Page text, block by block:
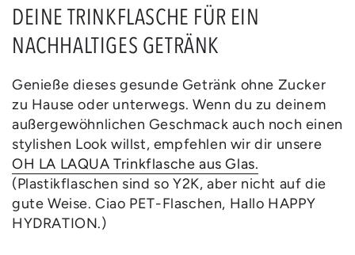
DEINE TRINKFLASCHE FÜR EIN
NACHHALTIGES GETRÄNK
Genieße dieses gesunde Getränk ohne Zucker
zu Hause oder unterwegs. Wenn du zu deinem
außergewöhnlichen Geschmack auch noch einen
stylishen Look willst, empfehlen wir dir unsere
OH LA LAQUA Trinkflasche aus Glas.
(Plastikflaschen sind so Y2K, aber nicht auf die
gute Weise. Ciao PET-Flaschen, Hallo HAPPY
HYDRATION.)